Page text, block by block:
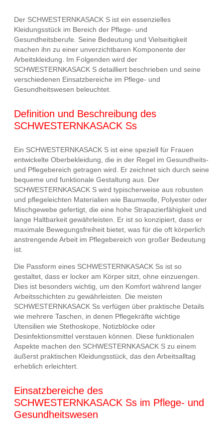
Der SCHWESTERNKASACK S ist ein essenzielles
Kleidungsstück im Bereich der Pflege- und
Gesundheitsberufe. Seine Bedeutung und Vielseitigkeit
machen ihn zu einer unverzichtbaren Komponente der
Arbeitskleidung. Im Folgenden wird der
SCHWESTERNKASACK S detailliert beschrieben und seine
verschiedenen Einsatzbereiche im Pflege- und
Gesundheitswesen beleuchtet.
Definition und Beschreibung des
SCHWESTERNKASACK Ss
Ein SCHWESTERNKASACK S ist eine speziell für Frauen
entwickelte Oberbekleidung, die in der Regel im Gesundheits-
und Pflegebereich getragen wird. Er zeichnet sich durch seine
bequeme und funktionale Gestaltung aus. Der
SCHWESTERNKASACK S wird typischerweise aus robusten
und pflegeleichten Materialien wie Baumwolle, Polyester oder
Mischgewebe gefertigt, die eine hohe Strapazierfähigkeit und
lange Haltbarkeit gewährleisten. Er ist so konzipiert, dass er
maximale Bewegungsfreiheit bietet, was für die oft körperlich
anstrengende Arbeit im Pflegebereich von großer Bedeutung
ist.
Die Passform eines SCHWESTERNKASACK Ss ist so
gestaltet, dass er locker am Körper sitzt, ohne einzuengen.
Dies ist besonders wichtig, um den Komfort während langer
Arbeitsschichten zu gewährleisten. Die meisten
SCHWESTERNKASACK Ss verfügen über praktische Details
wie mehrere Taschen, in denen Pflegekräfte wichtige
Utensilien wie Stethoskope, Notizblöcke oder
Desinfektionsmittel verstauen können. Diese funktionalen
Aspekte machen den SCHWESTERNKASACK S zu einem
äußerst praktischen Kleidungsstück, das den Arbeitsalltag
erheblich erleichtert.
Einsatzbereiche des
SCHWESTERNKASACK Ss im Pflege- und
Gesundheitswesen